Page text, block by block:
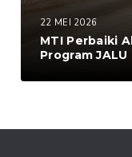
22 MEI 2026
MTI Perbaiki
Program JALU